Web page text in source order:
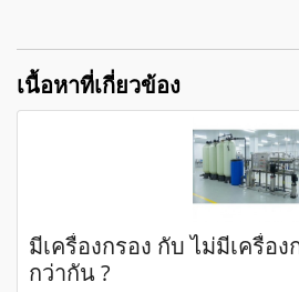
เนื้อหาที่เกี่ยวข้อง
มีเครื่องกรอง กับ ไม่มีเครื่อ
กว่ากัน ?